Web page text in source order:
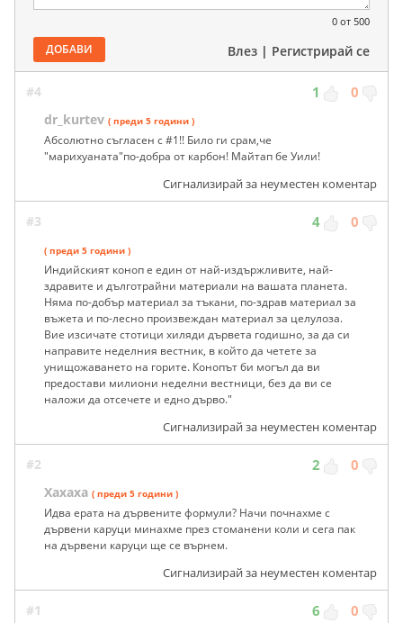
0 от 500
ДОБАВИ Влез | Регистрирай се
#4 1 0
dr_kurtev ( преди 5 години )
Абсолютно съгласен с #1!! Било ги срам,че
"марихуаната"по-добра от карбон! Майтап бе Уили!
Сигнализирай за неуместен коментар
#3 4 0
( преди 5 години )
Индийският коноп е един от най-издържливите, най-
здравите и дълготрайни материали на вашата планета.
Няма по-добър материал за тъкани, по-здрав материал за
въжета и по-лесно произвеждан материал за целулоза.
Вие изсичате стотици хиляди дървета годишно, за да си
направите неделния вестник, в който да четете за
унищожаването на горите. Конопът би могъл да ви
предостави милиони неделни вестници, без да ви се
наложи да отсечете и едно дърво."
Сигнализирай за неуместен коментар
#2 2 0
Хахаха ( преди 5 години )
Идва ерата на дървените формули? Начи почнахме с
дървени каруци минахме през стоманени коли и сега пак
на дървени каруци ще се върнем.
Сигнализирай за неуместен коментар
#1 6 0